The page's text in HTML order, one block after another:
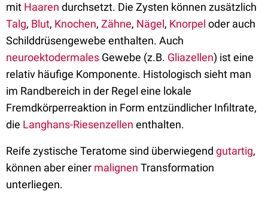
mit Haaren durchsetzt. Die Zysten können zusätzlich
Talg, Blut, Knochen, Zähne, Nägel, Knorpel oder auch
Schilddrüsengewebe enthalten. Auch
neuroektodermales Gewebe (z.B. Gliazellen) ist eine
relativ häufige Komponente. Histologisch sieht man
im Randbereich in der Regel eine lokale
Fremdkörperreaktion in Form entzündlicher Infiltrate,
die Langhans-Riesenzellen enthalten.
Reife zystische Teratome sind überwiegend gutartig,
können aber einer malignen Transformation
unterliegen.